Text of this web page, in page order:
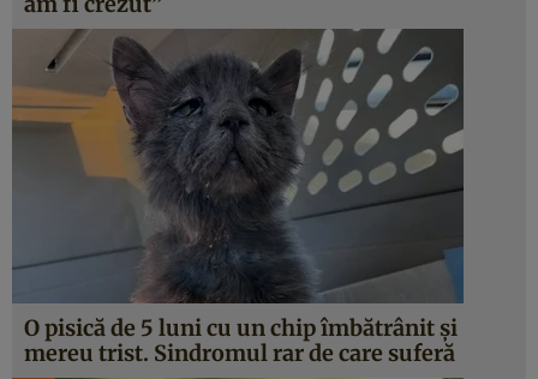
O pisică de 5 luni cu un chip îmbătrânit şi
mereu trist. Sindromul rar de care suferă